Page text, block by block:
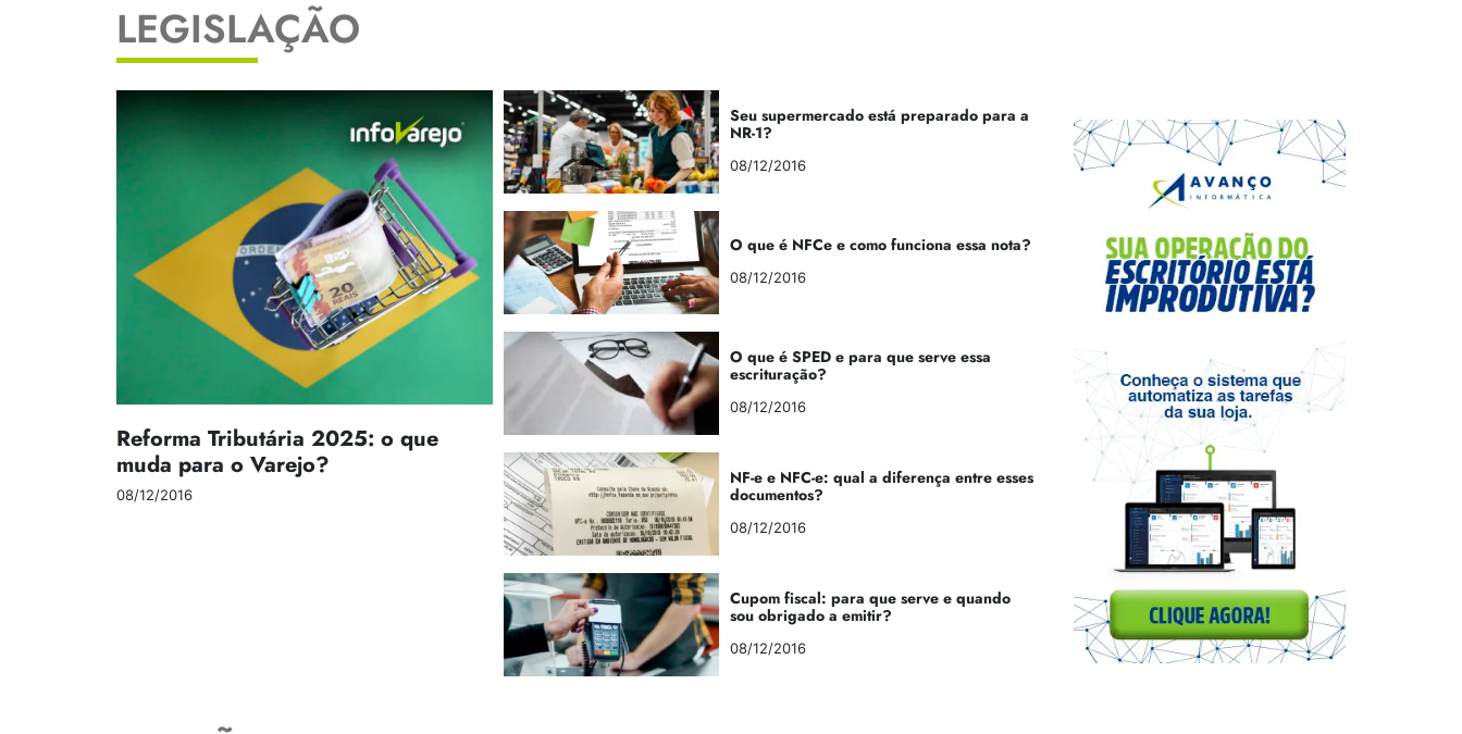
LEGISLAÇÃO
Reforma Tributária 2025: o que
muda para o Varejo?
08/12/2016
Seu supermercado está preparado para a
NR-1?
08/12/2016
O que é NFCe e como funciona essa nota?
08/12/2016
O que é SPED e para que serve essa
escrituração?
08/12/2016
NF-e e NFC-e: qual a diferença entre esses
documentos?
08/12/2016
Cupom fiscal: para que serve e quando
sou obrigado a emitir?
08/12/2016